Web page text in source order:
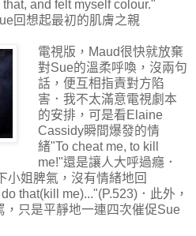
and felt myself colour."
回想起最初的肌膚之親
電視版，Maud很快就放棄
對Sue的溫柔呼喚，沒兩句
話，便互相指責對方陷
害．我不太滿意電視劇本
的安排，可是看Elaine
Cassidy瞬間爆發的情
緒"To cheat me, to kill
me!"還是讓人大呼過癮．
小姐脾氣，沒有情緒地回
that(kill me)..."(P.523)．此外，
，只是平靜地一連四次催促Sue